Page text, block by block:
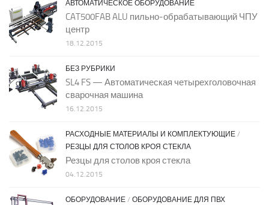
АВТОМАТИЧЕСКОЕ ОБОРУДОВАНИЕ
CAT500FAB ALU пильно-обрабатывающий ЧПУ
центр
18.12.2015
БЕЗ РУБРИКИ
SL4 FS — Автоматическая четырехголовочная
сварочная машина
16.12.2015
РАСХОДНЫЕ МАТЕРИАЛЫ И КОМПЛЕКТУЮЩИЕ /
РЕЗЦЫ ДЛЯ СТОЛОВ КРОЯ СТЕКЛА
Резцы для столов кроя стекла
04.12.2015
ОБОРУДОВАНИЕ / ОБОРУДОВАНИЕ ДЛЯ ПВХ